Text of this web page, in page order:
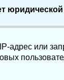
адрес или